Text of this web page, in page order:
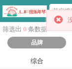
筛选出 0 条数据
品牌
综合